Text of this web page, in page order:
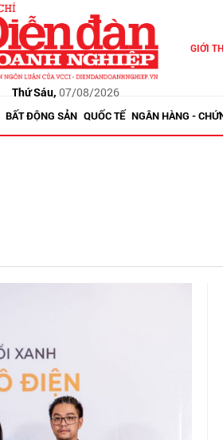
Thứ Sáu, 07/08/2026
GIỚI
BẤT ĐỘNG SẢN QUỐC TẾ NGÂN HÀNG -